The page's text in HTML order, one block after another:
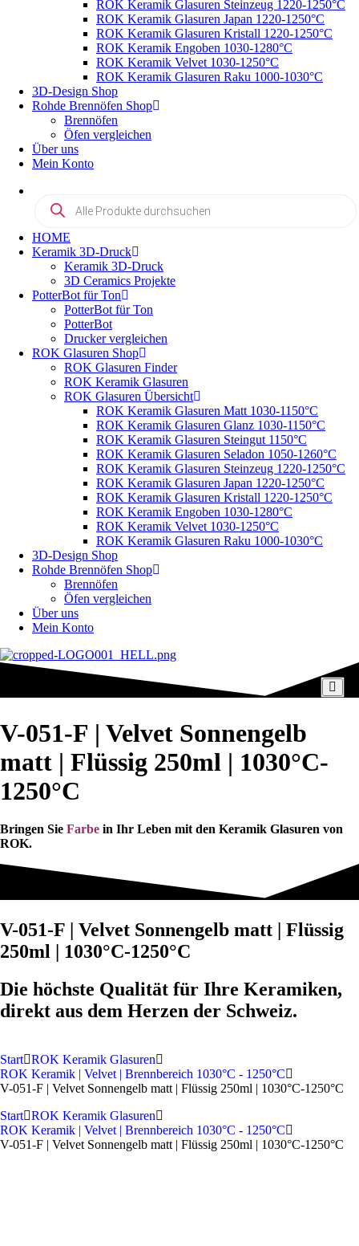
ROK Keramik Glasuren Steinzeug 1220-1250°C
ROK Keramik Glasuren Japan 1220-1250°C
ROK Keramik Glasuren Kristall 1220-1250°C
ROK Keramik Engoben 1030-1280°C
ROK Keramik Velvet 1030-1250°C
ROK Keramik Glasuren Raku 1000-1030°C
3D-Design Shop
Rohde Brennöfen Shop
Brennöfen
Öfen vergleichen
Über uns
Mein Konto
Products
search
HOME
Keramik 3D-Druck
Keramik 3D-Druck
3D Ceramics Projekte
PotterBot für Ton
PotterBot für Ton
PotterBot
Drucker vergleichen
ROK Glasuren Shop
ROK Glasuren Finder
ROK Keramik Glasuren
ROK Glasuren Übersicht
ROK Keramik Glasuren Matt 1030-1150°C
ROK Keramik Glasuren Glanz 1030-1150°C
ROK Keramik Glasuren Steingut 1150°C
ROK Keramik Glasuren Seladon 1050-1260°C
ROK Keramik Glasuren Steinzeug 1220-1250°C
ROK Keramik Glasuren Japan 1220-1250°C
ROK Keramik Glasuren Kristall 1220-1250°C
ROK Keramik Engoben 1030-1280°C
ROK Keramik Velvet 1030-1250°C
ROK Keramik Glasuren Raku 1000-1030°C
3D-Design Shop
Rohde Brennöfen Shop
Brennöfen
Öfen vergleichen
Über uns
Mein Konto
V-051-F | Velvet Sonnengelb
matt | Flüssig 250ml | 1030°C-
1250°C
Bringen Sie Farbe in Ihr Leben mit den Keramik Glasuren von
ROK.
V-051-F | Velvet Sonnengelb matt | Flüssig
250ml | 1030°C-1250°C
Die höchste Qualität für Ihre Keramiken,
direkt aus dem Herzen der Schweiz.
Start ROK Keramik Glasuren
ROK Keramik | Velvet | Brennbereich 1030°C - 1250°C
V-051-F | Velvet Sonnengelb matt | Flüssig 250ml | 1030°C-1250°C
Start ROK Keramik Glasuren
ROK Keramik | Velvet | Brennbereich 1030°C - 1250°C
V-051-F | Velvet Sonnengelb matt | Flüssig 250ml | 1030°C-1250°C